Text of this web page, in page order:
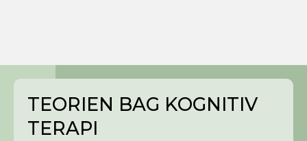
TEORIEN BAG KOGNITIV
TERAPI